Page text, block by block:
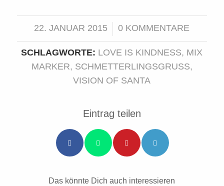
22. JANUAR 2015
/ 0 KOMMENTARE
SCHLAGWORTE: LOVE IS KINDNESS, MIX
MARKER, SCHMETTERLINGSGRUSS
,
VISION OF SANTA
Eintrag teilen
Das könnte Dich auch interessieren